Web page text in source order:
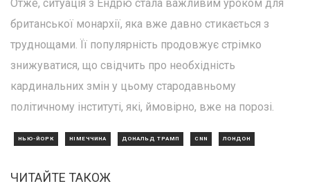
Отже, ситуація з Ендрю стала важливим уроком для
британської монархії, яка вже давно стикається з
труднощами. Її популярність продовжує стрімко
знижуватися, що свідчить про необхідність
кардинальних змін у цьому стародавньому
політичному інституті, які, ймовірно, вже на порозі.
НЬЮ-ЙОРК НІМЕЧЧИНА ДОНАЛЬД ТРАМП CNN ЛОНДОН
ЧИТАЙТЕ ТАКОЖ